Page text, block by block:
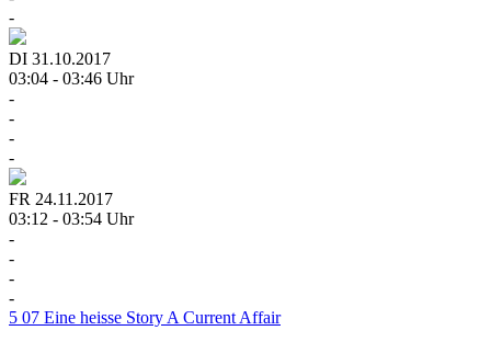
-
DI 31.10.2017
03:04 - 03:46 Uhr
-
-
-
-
FR 24.11.2017
03:12 - 03:54 Uhr
-
-
-
-
5 07 Eine heisse Story A Current Affair